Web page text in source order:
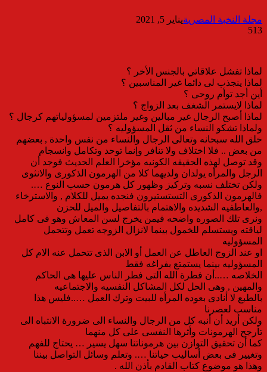
مجلة النخبة المصريةيناير 5, 2021
513
لماذا تفشل علاقاتي بالجنس الأخر ؟
لماذا ينجذب لى دائما غير المناسبين ؟
أين أجد توأم روحى ؟
لماذا لايستمر الشغف بعد الزواج ؟
لماذا أصبح الرجال غير مبالين وغير ملتزمين لمسؤولياتهم كرجال ؟
ولماذا تشكو النساء من ثقل المسؤوليه ؟
خلق الله سبحانه وتعالى الرجال والنساء من نفس واحدة , بعضهم
من بعض .. فلا اختلاف ولا تنافر وإنما توحد وتكامل وانسجام
وقد توصل لهذه الحقيقه الكونيه مؤخرا العلم الحديث فوجد أن
الرجل والمرأه يولدان ولديهما كلا من الهرمون الذكورى والانثوى
ولكن تختلف نسبه وتركيز وظهور كل هرمون حسب النوع ….
فالهرمون الذكورى التستستيرون فنجده يميل للكلام , والاسترخاء
,والعاطفيه الشديده والاهتمام بالتفاصيل والميل للحزن
ونرى تلك الصوره واضحه فيمن يخرج لسن المعاش وهو فى كامل
لياقته ويستسلم للخمول بينما لانزال الزوجه تعمل وتتحمل
المسؤوليه
او عند الزوج العاطل عن العمل أو الابن الذى تتحمل عنه الام كل
المسؤوليه بينما يستمتع بفراغه فقط
الخلاصه …..أن فطرة الله التى فطر الناس عليها هى الحاكم
والمهين , وهى الحل لكل المشاكل النفسيه والاجتماعيه
بالطبع لا أنادى بعوده المرأه للبيت وترك العمل …..فليس هذا
مناسب لعصرنا
ولكن أريد أن أنبه كل من الرجال والنساء الى ضرورة الانتباه الى
تأرجح الهرمونات وأثرها النفسى على كل منهما
كما أن تحقيق التوازن بين هرموناتنا سهل يسير … يحتاج للفهم
وتغيير فى بعض أساليب حياتنا …. وتعلم وسائل التواصل بيننا
وهذا هو موضوع كتاب القادم بأذن الله .